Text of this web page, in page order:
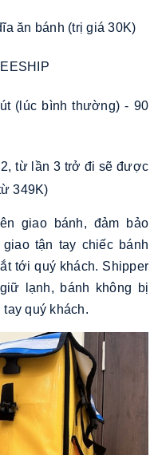
ăn bánh (trị giá 30K)
(lúc bình thường) - 90
từ lần 3 trở đi sẽ được
349K)
giao bánh, đảm bảo
tận tay chiếc bánh
tới quý khách. Shipper
lạnh, bánh không bị
quý khách.